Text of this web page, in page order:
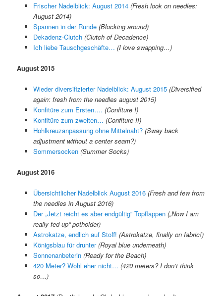
Frischer Nadelblick: August 2014 (Fresh look on needles:
August 2014)
Spannen in der Runde (Blocking around)
Dekadenz-Clutch (Clutch of Decadence)
Ich liebe Tauschgeschäfte… (I love swapping…)
August 2015
Wieder diversifizierter Nadelblick: August 2015 (Diversified
again: fresh from the needles august 2015)
Konfitüre zum Ersten…. (Confiture I)
Konfitüre zum zweiten… (Confiture II)
Hohlkreuzanpassung ohne Mittelnaht? (Sway back
adjustment without a center seam?)
Sommersocken (Summer Socks)
August 2016
Übersichtlicher Nadelblick August 2016 (Fresh and few from
the needles in August 2016)
Der „Jetzt reicht es aber endgültig“ Topflappen („Now I am
really fed up“ potholder)
Astrokatze, endlich auf Stoff! (Astrokatze, finally on fabric!)
Königsblau für drunter (Royal blue underneath)
Sonnenanbeterin (Ready for the Beach)
420 Meter? Wohl eher nicht… (420 meters? I don’t think
so…)